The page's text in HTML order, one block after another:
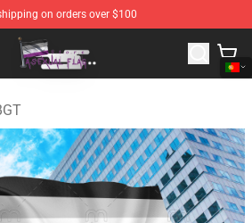
on orders over $100
- The Best Store of Asexual Flag